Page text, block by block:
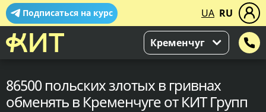
Подписаться на курс UA RU
Кременчуг
86500 польских злотых в гривнах
обменять в Кременчуге от КИТ Групп